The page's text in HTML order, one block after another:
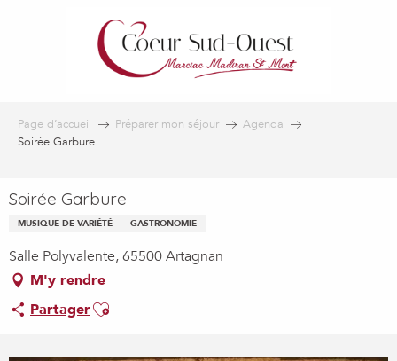
Page d’accueil Préparer mon séjour
Agenda
Soirée Garbure
Soirée Garbure
MUSIQUE DE VARIÉTÉ GASTRONOMIE
Salle Polyvalente, 65500 Artagnan
M'y rendre
PartagerAjouter aux favoris